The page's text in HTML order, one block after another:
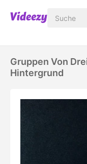
Gruppen Von
Hintergrund